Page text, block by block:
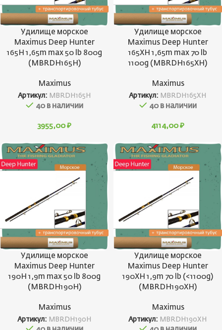
Удилище морское
Maximus Deep Hunter
165H 1,65m max 50 lb 800g
(MBRDH165H)
Maximus
Артикул: MBRDH165H
40 в наличии
3955,00 ₽
Удилище морское
Maximus Deep Hunter
165XH 1,65m max 70 lb
1100g (MBRDH165XH)
Maximus
Артикул: MBRDH165XH
40 в наличии
4114,00 ₽
Удилище морское
Maximus Deep Hunter
190H 1,9m max 50 lb 800g
(MBRDH190H)
Maximus
Артикул: MBRDH190H
Удилище морское
Maximus Deep Hunter
190XH 1,9m 70 lb (<1100g)
(MBRDH190XH)
Maximus
Артикул: MBRDH190XH